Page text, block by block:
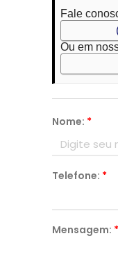
Fale
Ou em
Nome: *
Telefone: *
Mensagem: *